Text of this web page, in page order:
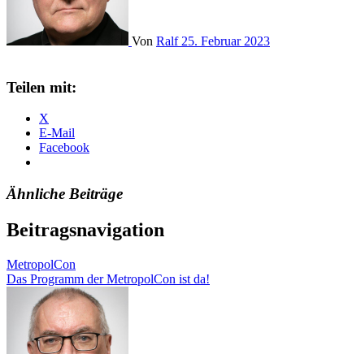
Von Ralf 25. Februar 2023
Teilen mit:
X
E-Mail
Facebook
Ähnliche Beiträge
Beitragsnavigation
MetropolCon
Das Programm der MetropolCon ist da!